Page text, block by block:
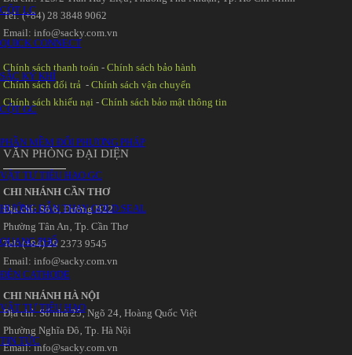
CỘT LC
QUICK CONNECT
SẮC KÝ KHÍ
CỘT GC
PHẦN MỀM ĐỔI PHƯƠNG PHÁP
VẬT TƯ TIÊU HAO GC
HƯỚNG DẪN THAY GOLD SEAL
QUANG PHỔ
ĐÈN CATHODE
VẬT TƯ TIÊU HAO
TIN TỨC
Tel: (+84) 28 3848 9062
Email: info@sacky.com.vn
Chính sách thanh toán -Chính sách bảo hành
Chính sách đổi trả -Chính sách vận chuyển
Chính sách khiếu nại -Chính sách bảo mật thông tin
VĂN PHÒNG ĐẠI DIỆN
CHI NHÁNH CẦN THƠ
Địa chỉ: Số 6‚ Đường B22
Phường Tân An‚ Tp. Cần Thơ
Tel: (+84) 29 2373 9545
Email: info@sacky.com.vn
CHI NHÁNH HÀ NỘI
Địa chỉ: Số nhà 25‚ Ngõ 24‚ Hoàng Quốc Việt
Phường Nghĩa Đô‚ Tp. Hà Nội
Email: info@sacky.com.vn